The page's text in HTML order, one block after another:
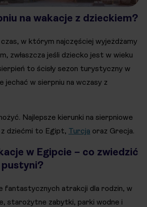
na wakacje z dzieckiem?
w którym najczęściej wyjeżdżamy
zwłaszcza jeśli dziecko jest w wieku
to ścisły sezon turystyczny w
jechać w sierpniu na wczasy z
Najlepsze kierunki na sierpniowe
dziećmi to Egipt, Turcja oraz Grecja.
w Egipcie – co zwiedzić
fantastycznych atrakcji dla rodzin, w
starożytne zabytki, parki wodne i